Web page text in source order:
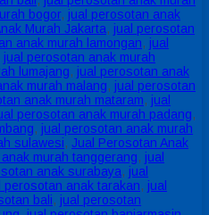
bogor, jual perosotan anak
Murah Jakarta, jual perosotan
anak murah lamongan, jual
jual perosotan anak murah
lumajang, jual perosotan anak
murah malang, jual perosotan
anak murah mataram, jual
perosotan anak murah padang,
, jual perosotan anak murah
sulawesi, Jual Perosotan Anak
murah tanggerang, jual
anak surabaya, jual
perosotan anak tarakan, jual
bali, jual perosotan